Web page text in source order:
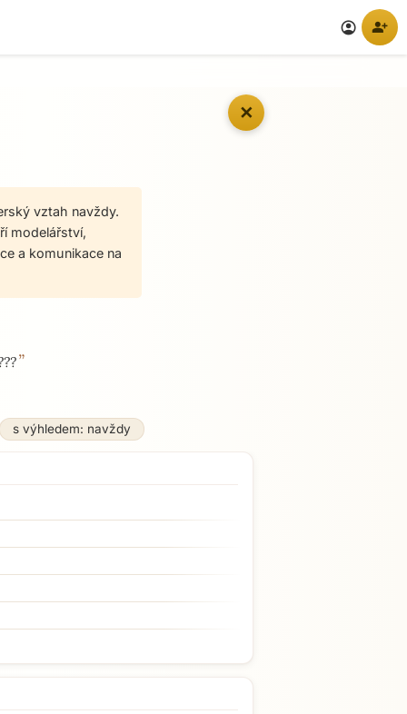
account_circle person_add
✕
vztah navždy.
modelářství,
a komunikace na
”
s výhledem: navždy